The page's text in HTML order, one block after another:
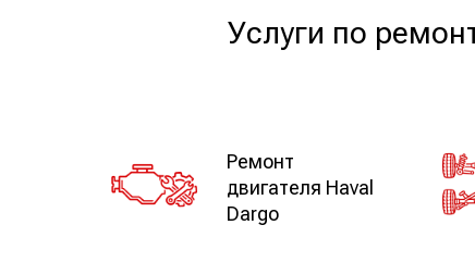
Услуги по
Ремонт
двигателя Haval
Dargo